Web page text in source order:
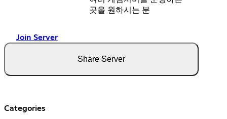
곳을 원하시는 분
Join Server
Share Server
Categories